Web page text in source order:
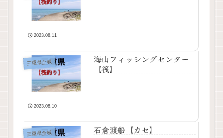
2023.08.11
三重県全域
海山フィッシングセンター
【筏】
2023.08.10
三重県全域 石倉渡船【カセ】